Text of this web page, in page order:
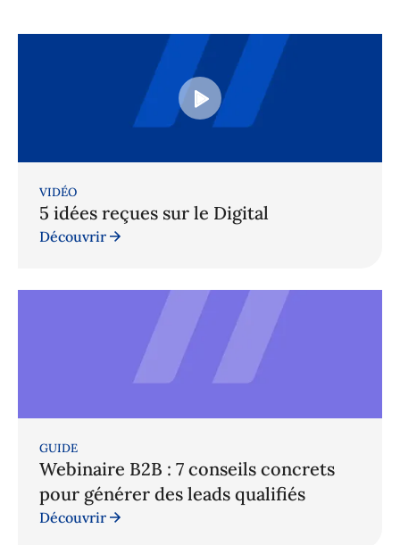
VIDÉO
5 idées reçues sur le Digital
Découvrir
GUIDE
Webinaire B2B : 7 conseils concrets
pour générer des leads qualifiés
Découvrir